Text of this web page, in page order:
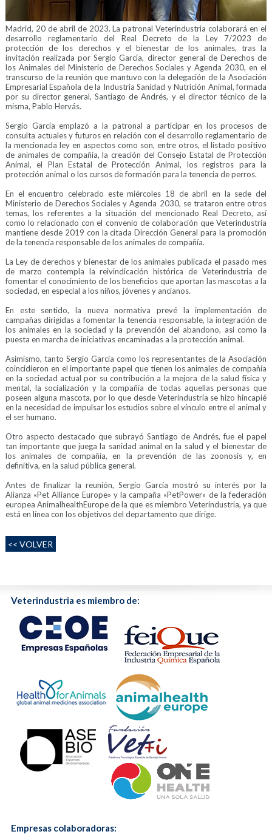
Madrid, 20 de abril de 2023. La patronal Veterindustria colaborará en el
desarrollo reglamentario del Real Decreto de la Ley 7/2023 de
protección de los derechos y el bienestar de los animales, tras la
invitación realizada por Sergio García, director general de Derechos de
los Animales del Ministerio de Derechos Sociales y Agenda 2030, en el
transcurso de la reunión que mantuvo con la delegación de la Asociación
Empresarial Española de la Industria Sanidad y Nutrición Animal, formada
por su director general, Santiago de Andrés, y el director técnico de la
misma, Pablo Hervás.
Sergio García emplazó a la patronal a participar en los procesos de
consulta actuales y futuros en relación con el desarrollo reglamentario de
la mencionada ley en aspectos como son, entre otros, el listado positivo
de animales de compañía, la creación del Consejo Estatal de Protección
Animal, el Plan Estatal de Protección Animal, los registros para la
protección animal o los cursos de formación para la tenencia de perros.
En el encuentro celebrado este miércoles 18 de abril en la sede del
Ministerio de Derechos Sociales y Agenda 2030, se trataron entre otros
temas, los referentes a la situación del mencionado Real Decreto, así
como lo relacionado con el convenio de colaboración que Veterindustria
mantiene desde 2019 con la citada Dirección General para la promoción
de la tenencia responsable de los animales de compañía.
La Ley de derechos y bienestar de los animales publicada el pasado mes
de marzo contempla la reivindicación histórica de Veterindustria de
fomentar el conocimiento de los beneficios que aportan las mascotas a la
sociedad, en especial a los niños, jóvenes y ancianos.
En este sentido, la nueva normativa prevé la implementación de
campañas dirigidas a fomentar la tenencia responsable, la integración de
los animales en la sociedad y la prevención del abandono, así como la
puesta en marcha de iniciativas encaminadas a la protección animal.
Asimismo, tanto Sergio García como los representantes de la Asociación
coincidieron en el importante papel que tienen los animales de compañía
en la sociedad actual por su contribución a la mejora de la salud física y
mental, la socialización y la compañía de todas aquellas personas que
poseen alguna mascota, por lo que desde Veterindustria se hizo hincapié
en la necesidad de impulsar los estudios sobre el vínculo entre el animal y
el ser humano.
Otro aspecto destacado que subrayó Santiago de Andrés, fue el papel
tan importante que juega la sanidad animal en la salud y el bienestar de
los animales de compañía, en la prevención de las zoonosis y, en
definitiva, en la salud pública general.
Antes de finalizar la reunión, Sergio García mostró su interés por la
Alianza «Pet Alliance Europe» y la campaña «PetPower» de la federación
europea AnimalhealthEurope de la que es miembro Veterindustria, ya que
está en línea con los objetivos del departamento que dirige.
<< VOLVER
Veterindustria es miembro de:
Empresas colaboradoras: